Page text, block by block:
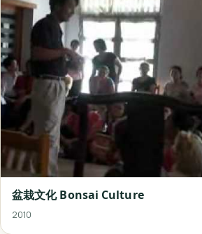
盆栽文化 Bonsai Culture
2010